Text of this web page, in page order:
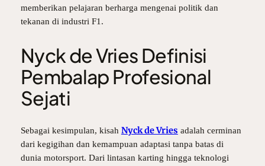
memberikan pelajaran berharga mengenai politik dan
tekanan di industri F1.
Nyck de Vries Definisi
Pembalap Profesional
Sejati
Sebagai kesimpulan, kisah Nyck de Vries adalah cerminan
dari kegigihan dan kemampuan adaptasi tanpa batas di
dunia motorsport. Dari lintasan karting hingga teknologi